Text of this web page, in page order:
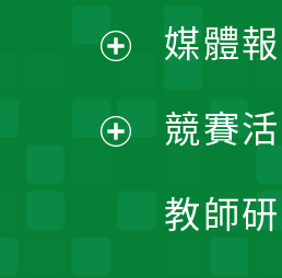
媒體
競賽
教師
開